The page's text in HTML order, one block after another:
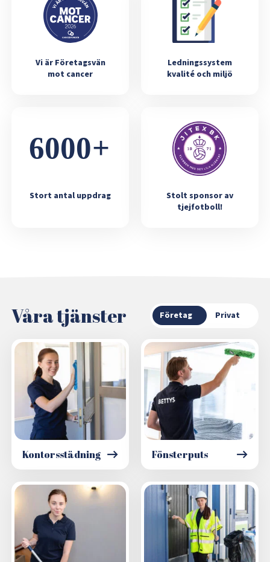
Vi är Företagsvän
mot cancer
Ledningssystem
kvalité och miljö
Stort antal uppdrag
Stolt sponsor av
tjejfotboll!
Våra tjänster Företag Privat
Kontorsstädning Fönsterputs